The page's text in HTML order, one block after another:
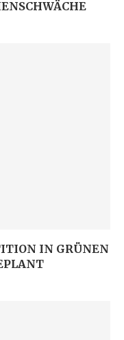
IN GRÜNEN W